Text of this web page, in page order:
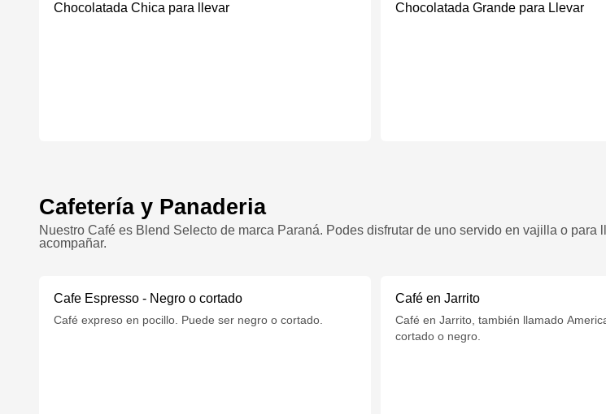
Chocolatada Chica para llevar Chocolatada Grande para Llevar
Cafetería y Panaderia
Nuestro Café es Blend Selecto de marca Paraná. Podes disfrutar de uno servido en vajilla o
acompañar.
Cafe Espresso - Negro o cortado
Café expreso en pocillo. Puede ser negro o cortado.
Café en Jarrito
Café en Jarrito, también llamado Americano.
cortado o negro.